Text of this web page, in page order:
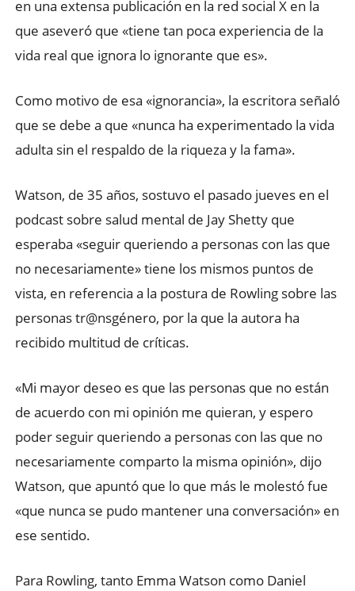
en una extensa publicación en la red social X en la
que aseveró que «tiene tan poca experiencia de la
vida real que ignora lo ignorante que es».
Como motivo de esa «ignorancia», la escritora señaló
que se debe a que «nunca ha experimentado la vida
adulta sin el respaldo de la riqueza y la fama».
Watson, de 35 años, sostuvo el pasado jueves en el
podcast sobre salud mental de Jay Shetty que
esperaba «seguir queriendo a personas con las que
no necesariamente» tiene los mismos puntos de
vista, en referencia a la postura de Rowling sobre las
personas tr@nsgénero, por la que la autora ha
recibido multitud de críticas.
«Mi mayor deseo es que las personas que no están
de acuerdo con mi opinión me quieran, y espero
poder seguir queriendo a personas con las que no
necesariamente comparto la misma opinión», dijo
Watson, que apuntó que lo que más le molestó fue
«que nunca se pudo mantener una conversación» en
ese sentido.
Para Rowling, tanto Emma Watson como Daniel